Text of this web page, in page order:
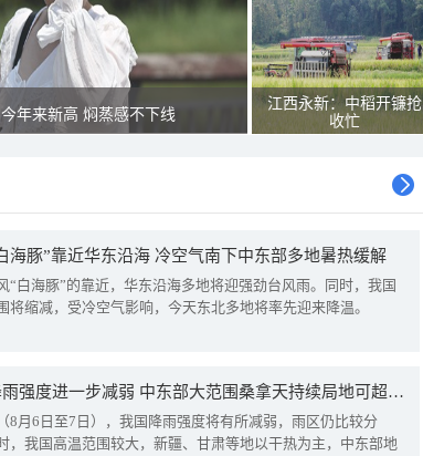
年来新高 焖蒸感不下线
江西永新：中稻开镰抢
收忙
海豚”靠近华东沿海 冷空气南下中东部多地暑热缓解
“白海豚”的靠近，华东沿海多地将迎强劲台风雨。同时，我国
将缩减，受冷空气影响，今天东北多地将率先迎来降温。
我国降雨强度进一步减弱 中东部大范围桑拿天持续局地可超38℃
8月6日至7日），我国降雨强度将有所减弱，雨区仍比较分
，我国高温范围较大，新疆、甘肃等地以干热为主，中东部地